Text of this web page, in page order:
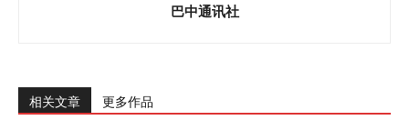
巴中通讯社
相关文章 更多作品